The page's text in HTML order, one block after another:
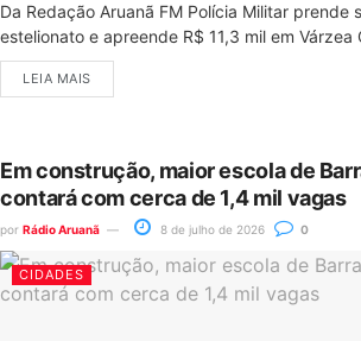
Da Redação Aruanã FM Polícia Militar prende
estelionato e apreende R$ 11,3 mil em Várzea
LEIA MAIS
Em construção, maior escola de
contará com cerca de 1,4 mil vagas
por Rádio Aruanã 8 de julho de 2026 0
CIDADES